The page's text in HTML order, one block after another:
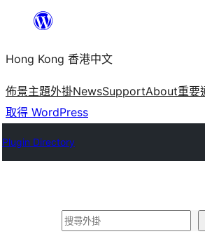
主
要
內
容
Hong Kong 香港中文
佈景主題外掛NewsSupportAbout重要
取得 WordPress
Plugin Directory
搜